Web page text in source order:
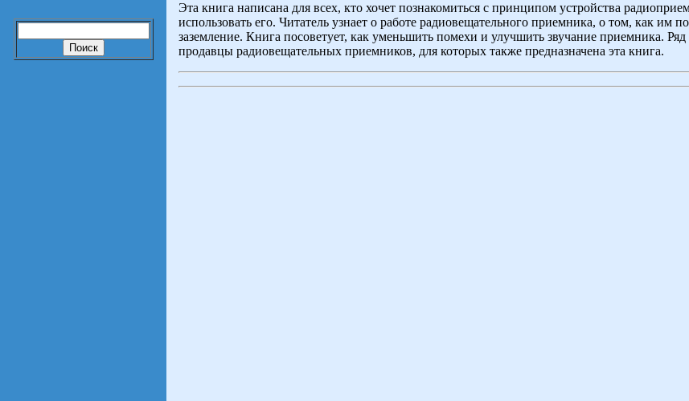
Эта книга написана для всех, кто хочет познакомиться с принципом устройства
использовать его. Читатель узнает о работе радиовещательного приемника, о том, как им
заземление. Книга посоветует, как уменьшить помехи и улучшить звучание приемника.
продавцы радиовещательных приемников, для которых также предназначена эта книга.